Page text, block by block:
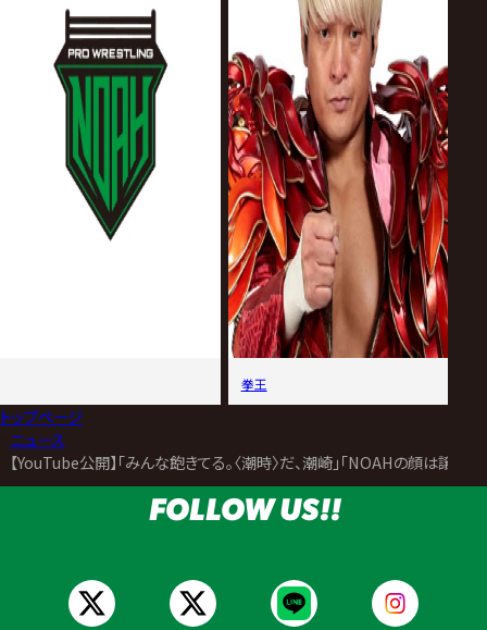
拳王
トップページ
ニュース
【YouTube公開】「みんな飽きてる。〈潮時〉だ、潮崎」「NOAHの顔は
FOLLOW US!!